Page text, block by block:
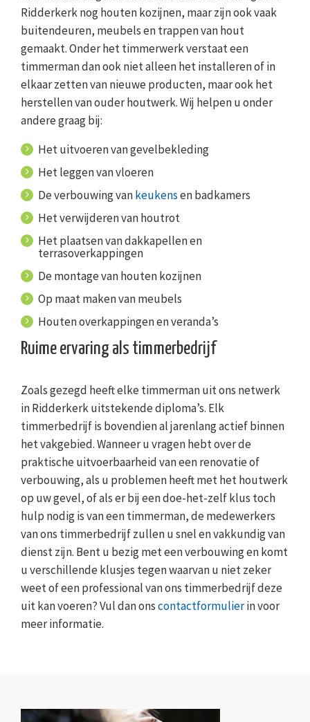
Ridderkerk nog houten kozijnen, maar zijn ook vaak
buitendeuren, meubels en trappen van hout
gemaakt. Onder het timmerwerk verstaat een
timmerman dan ook niet alleen het installeren of in
elkaar zetten van nieuwe producten, maar ook het
herstellen van ouder houtwerk. Wij helpen u onder
andere graag bij:
Het uitvoeren van gevelbekleding
Het leggen van vloeren
De verbouwing vankeukensen badkamers
Het verwijderen van houtrot
Het plaatsen van dakkapellen en
terrasoverkappingen
De montage van houten kozijnen
Op maat maken van meubels
Houten overkappingen en veranda’s
Ruime ervaring als timmerbedrijf
Zoals gezegd heeft elke timmerman uit ons netwerk
in Ridderkerk uitstekende diploma’s. Elk
timmerbedrijf is bovendien al jarenlang actief binnen
het vakgebied. Wanneer u vragen hebt over de
praktische uitvoerbaarheid van een renovatie of
verbouwing, als u problemen heeft met het houtwerk
op uw gevel, of als er bij een doe-het-zelf klus toch
hulp nodig is van een timmerman, de medewerkers
van ons timmerbedrijf zullen u snel en vakkundig van
dienst zijn. Bent u bezig met een verbouwing en komt
u verschillende klusjes tegen waarvan u niet zeker
weet of een professional van ons timmerbedrijf deze
uit kan voeren? Vul dan onscontactformulierin voor
meer informatie.